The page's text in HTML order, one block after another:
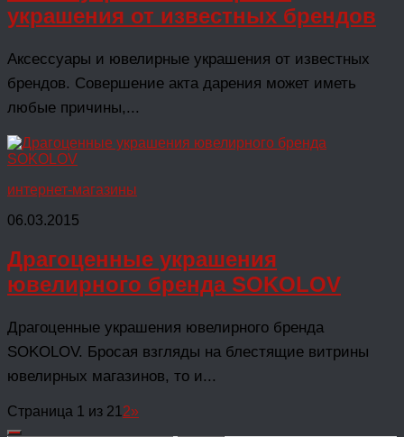
украшения от известных брендов
Аксессуары и ювелирные украшения от известных
брендов. Совершение акта дарения может иметь
любые причины,...
интернет-магазины
06.03.2015
Драгоценные украшения
ювелирного бренда SOKOLOV
Драгоценные украшения ювелирного бренда
SOKOLOV. Бросая взгляды на блестящие витрины
ювелирных магазинов, то и...
Страница 1 из 21 2»